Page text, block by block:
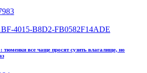
тюменки все чаще просят сузить влагалище, но